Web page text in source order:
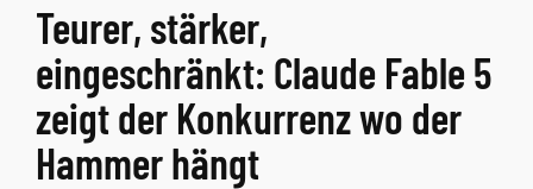
Teurer, stärker,
eingeschränkt: Claude Fable 5
zeigt der Konkurrenz wo der
Hammer hängt